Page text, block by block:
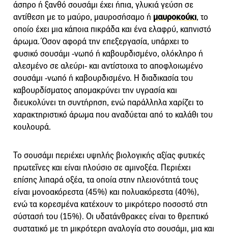
άσπρο ή ξανθό σουσάμι έχει ήπια, γλυκιά γεύση σε
αντίθεση με το μαύρο, μαυροσήσαμο ή μαυροκούκι, το
οποίο έχει μια κάποια πικράδα και ένα ελαφρύ, καπνιστό
άρωμα. Όσον αφορά την επεξεργασία, υπάρχει το
φυσικό σουσάμι -νωπό ή καβουρδισμένο, ολόκληρο ή
αλεσμένο σε αλεύρι- και αντίστοιχα το αποφλοιωμένο
σουσάμι -νωπό ή καβουρδισμένο. Η διαδικασία του
καβουρδίσματος απομακρύνει την υγρασία και
διευκολύνει τη συντήρηση, ενώ παράλληλα χαρίζει το
χαρακτηριστικό άρωμα που αναδύεται από το καλάθι του
κουλουρά.
Το σουσάμι περιέχει υψηλής βιολογικής αξίας φυτικές
πρωτεΐνες και είναι πλούσιο σε αμινοξέα. Περιέχει
επίσης λιπαρά οξέα, τα οποία στην πλειονότητά τους
είναι μονοακόρεστα (45%) και πολυακόρεστα (40%),
ενώ τα κορεσμένα κατέχουν το μικρότερο ποσοστό στη
σύστασή του (15%). Οι υδατάνθρακες είναι το θρεπτικό
συστατικό με τη μικρότερη αναλογία στο σουσάμι, μια και